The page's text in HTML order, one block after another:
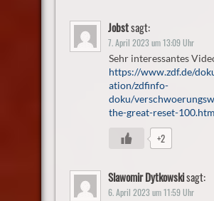
Jobstsagt:
7. April 2023 um 13:09 Uhr
Sehr interessantes
https://www.zdf.de/
ation/zdfinfo-
doku/
the-great-reset-
+2
Slawomir Dytkowskisagt:
6. April 2023 um 11:59 Uhr